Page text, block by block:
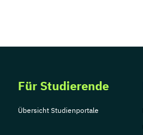
Für Studierende
Übersicht Studienportale